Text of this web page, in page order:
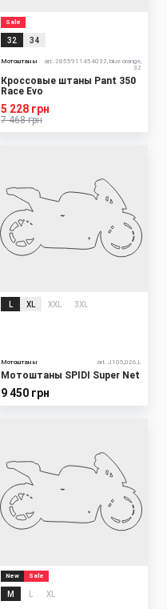
Sale
32 34
Мотоштаны
art. 2855911454032, blue orange,
32
Кроссовые штаны Pant 350
Race Evo
7 468 грн
5 228 грн
XL XXL 3XL
Мотоштаны art. J105,026,L
Мотоштаны SPIDI Super Net
9 450 грн
New Sale
M XL